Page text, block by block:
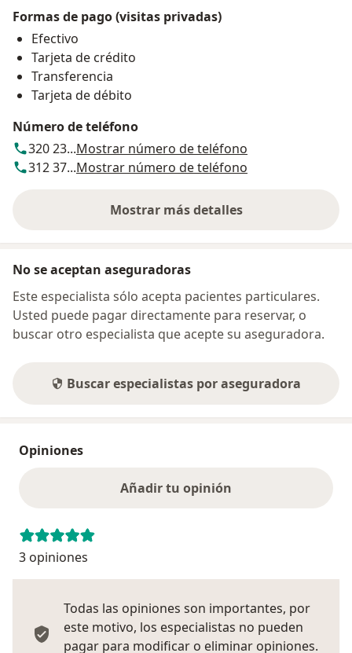
Formas de pago (visitas privadas)
Efectivo
Tarjeta de crédito
Transferencia
Tarjeta de débito
Número de teléfono
320 23...Mostrar número de teléfono
312 37...Mostrar número de teléfono
Mostrar más detalles
sobre la dirección
No se aceptan aseguradoras
Este especialista sólo acepta pacientes particulares.
Usted puede pagar directamente para reservar, o
buscar otro especialista que acepte su aseguradora.
Buscar especialistas por aseguradora
Opiniones
Añadir tu opinión
3 opiniones
Todas las opiniones son importantes, por
este motivo, los especialistas no pueden
pagar para modificar o eliminar opiniones.